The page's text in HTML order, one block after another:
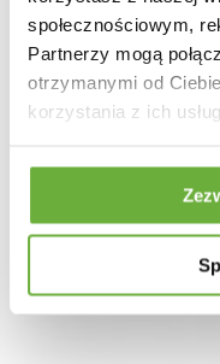
społecznościowym,
Partnerzy mogą
otrzymanymi od
korzystania z ich
4 785,10 zł 5 696,54